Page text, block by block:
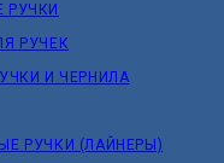
РУЧКИ
РУЧЕК
И ЧЕРНИЛА
РУЧКИ (ЛАЙНЕРЫ)